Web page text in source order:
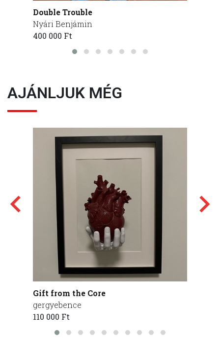
Double Trouble
Nyári Benjámin
400 000 Ft
AJÁNLJUK MÉG
Gift from the Core
gergyebence
110 000 Ft